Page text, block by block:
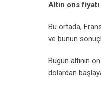
Altın ons
Bu ortada,
ve bunun
Bugün altının
dolardan